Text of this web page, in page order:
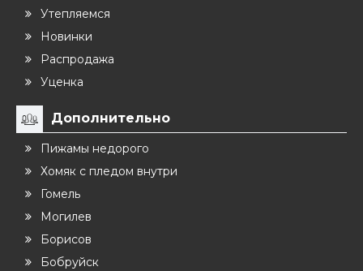
Утепляемся
Новинки
Распродажа
Уценка
Дополнительно
Пижамы недорого
Хомяк с пледом внутри
Гомель
Могилев
Борисов
Бобруйск